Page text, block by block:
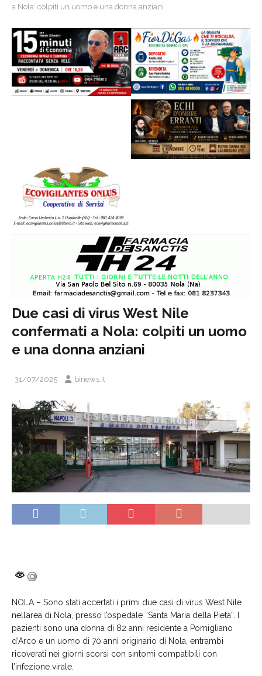
a Nola: colpiti un uomo e una donna anziani
Due casi di virus West Nile
confermati a Nola: colpiti un uomo
e una donna anziani
31/07/2025 binews.it
NOLA – Sono stati accertati i primi due casi di virus West Nile
nell’area di Nola, presso l’ospedale “Santa Maria della Pietà”. I
pazienti sono una donna di 82 anni residente a Pomigliano
d’Arco e un uomo di 70 anni originario di Nola, entrambi
ricoverati nei giorni scorsi con sintomi compatibili con
l’infezione virale.